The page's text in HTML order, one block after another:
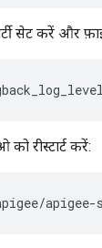
सेट करें और
रीस्टार्ट करें: